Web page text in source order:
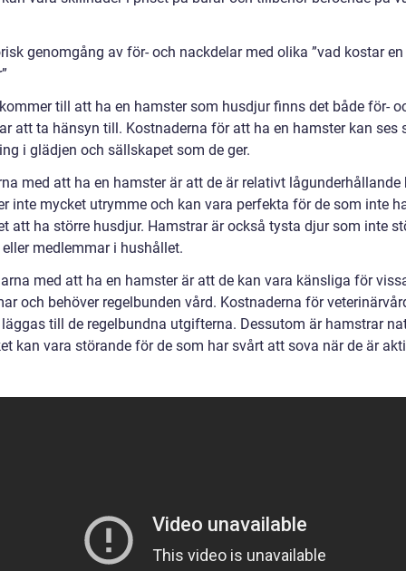
genomgång av för- och nackdelar med olika ”vad kostar en
till att ha en hamster som husdjur finns det både för-
att ta hänsyn till. Kostnaderna för att ha en hamster kan ses
i glädjen och sällskapet som de ger.
med att ha en hamster är att de är relativt lågunderhållande
inte mycket utrymme och kan vara perfekta för de som inte
att ha större husdjur. Hamstrar är också tysta djur som inte
medlemmar i hushållet.
med att ha en hamster är att de kan vara känsliga för
och behöver regelbunden vård. Kostnaderna för
till de regelbundna utgifterna. Dessutom är hamstrar
kan vara störande för de som har svårt att sova när de är